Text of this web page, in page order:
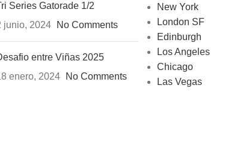
Series Gatorade 1/2
junio, 2024
No Comments
entre Viñas 2025
enero, 2024
No Comments
New York
London SF
Edinburgh
Los Angeles
Chicago
Las Vegas